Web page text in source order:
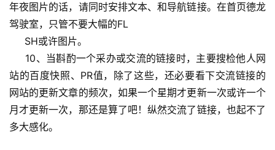
年夜图片的话，请同时安排文本、和导航链接。在首页德龙
驾驶室，只管不要大幅的FL
SH或许图片。
站的百度快照、PR值，除了这些，还必要看下交流链接的
网站的更新文章的频次，如果一个星期才更新一次或许一个
月才更新一次，那还是算了吧！纵然交流了链接，也起不了
多大感化。